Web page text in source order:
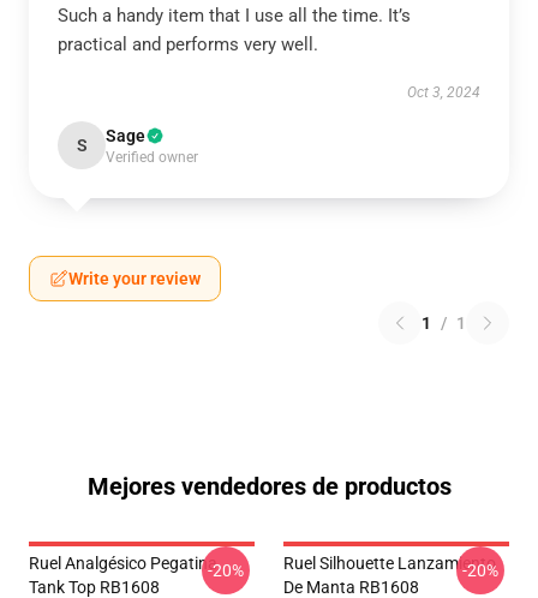
Such a handy item that I use all the time. It’s
practical and performs very well.
Oct 3, 2024
S Sage
Verified owner
Write your review
1 / 1
Mejores vendedores de productos
Ruel Analgésico Pegatina
Tank Top RB1608
-20%
Ruel Silhouette Lanzamiento
De Manta RB1608
-20%